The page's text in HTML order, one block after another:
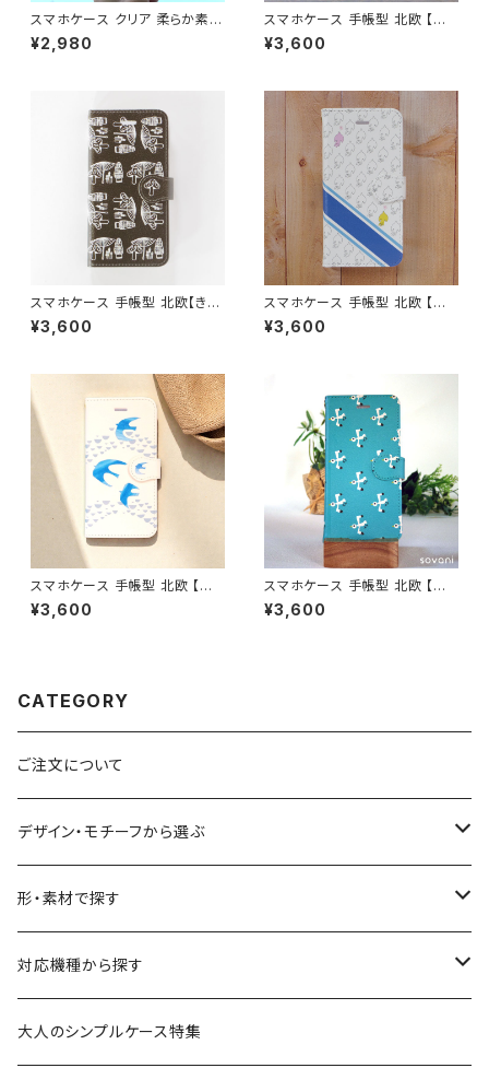
スマホケース クリア 柔らか素材
北欧 色が選べる iPhone16/1
7/15/SE3 透明 ソフトケース 大
¥2,980
スマホケース 手帳型 北欧 【ハ
リネズミとりんご】 iPhone17/1
6/15/SE3/Android カード収
¥3,600
スマホケース 手帳型 北欧【きの
こ柄・チョコレートブラウン】 iPh
one17/16/15/SE3/Android
¥3,600
スマホケース 手帳型 北欧 【は
ばたく鳥】 iPhone17/16/15/SE
3/Android カード収納 スタン
¥3,600
スマホケース 手帳型 北欧 【雨
上がりの鳥】 iPhone17/16/15/
SE3/Android カード収納 スタ
¥3,600
スマホケース 手帳型 北欧 【カ
モメのジョリー】鳥柄 iPhone1
7/16/15/SE3/Android カード
¥3,600
CATEGORY
ご注文について
デザイン・モチーフから選ぶ
花柄・植物
生き物
食べ物
形・素材で探す
透明・クリアケース（ハードケース）
透明・ソフトケース（柔らか素材）
対応機種から探す
iPhone 17 シリーズ
大人のシンプルケース特集